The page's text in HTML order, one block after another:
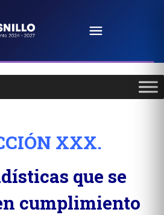
XXX.
que se
cumplimiento